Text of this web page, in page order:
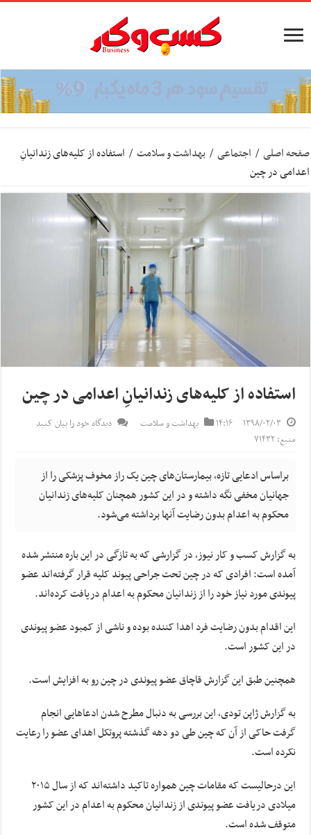
صفحه اصلی / اجتماعی / بهداشت و سلامت / استفاده از کلیه‌های زندانیانِ
اعدامی در چین
استفاده از کلیه‌های زندانیانِ اعدامی در چین
۱۳۹۸/۰۲/۰۳ ۱۴:۱۶ بهداشت و سلامت
دیدگاه خود را بیان کنید
منبع: ۷۱۴۳۲
براساس ادعایی تازه، بیمارستان‌های چین یک راز مخوف پزشکی را از
جهانیان مخفی نگه داشته و در این کشور همچنان کلیه‌های زندانیان
محکوم به اعدام بدون رضایت آنها برداشته می‌شود.
به گزارش کسب و کار نیوز، در گزارشی که به تازگی در این باره منتشر شده
آمده‌ است: افرادی که در چین تحت جراحی پیوند کلیه قرار گرفته‌اند عضو
پیوندی مورد نیاز خود را از زندانیان محکوم به اعدام دریافت کرده‌اند.
این اقدام بدون رضایت فرد اهدا کننده بوده و ناشی از کمبود عضو پیوندی
در این کشور است.
همچنین طبق این گزارش قاچاق عضو پیوندی در چین رو به افزایش است.
به گزارش ژاپن تودی، این بررسی به دنبال مطرح شدن ادعاهایی انجام
گرفت حاکی از آن که چین طی دو دهه گذشته پروتکل اهدای عضو را رعایت
نکرده‌ است.
این درحالیست که مقامات چین همواره تاکید داشته‌اند که از سال ۲۰۱۵
میلادی دریافت عضو پیوندی از زندانیان محکوم به اعدام در این کشور
متوقف شده‌ است.